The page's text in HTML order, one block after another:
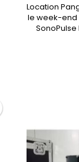
Location
le week-end